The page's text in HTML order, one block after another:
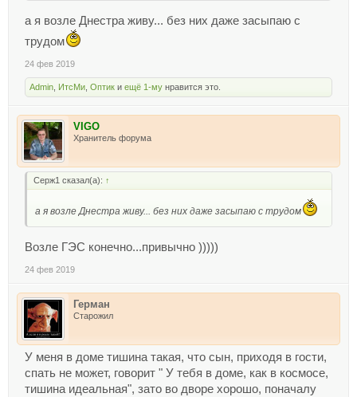
а я возле Днестра живу... без них даже засыпаю с
трудом
24 фев 2019
Admin ИтсМи Оптик и ещё 1-му нравится это.
VIGO
Хранитель форума
Серж1 сказал(а): ↑
а я возле Днестра живу... без них даже засыпаю с трудом
Возле ГЭС конечно...привычно )))))
24 фев 2019
Герман
Старожил
У меня в доме тишина такая, что сын, приходя в гости,
спать не может, говорит " У тебя в доме, как в космосе,
тишина идеальная", зато во дворе хорошо, поначалу